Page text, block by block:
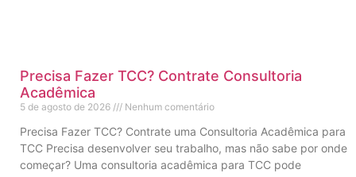
Precisa Fazer TCC? Contrate Consultoria
Acadêmica
5 de agosto de 2026 Nenhum comentário
Precisa Fazer TCC? Contrate uma Consultoria Acadêmica para
TCC Precisa desenvolver seu trabalho, mas não sabe por onde
começar? Uma consultoria acadêmica para TCC pode